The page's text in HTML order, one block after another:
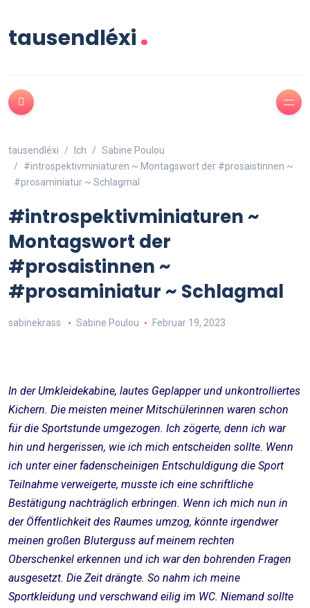
tausendléxi.
tausendléxi Ich
Sabine Poulou
#introspektivminiaturen ~ Montagswort der #prosaistinnen ~
#prosaminiatur ~ Schlagmal
#introspektivminiaturen ~
Montagswort der
#prosaistinnen ~
#prosaminiatur ~ Schlagmal
sabinekrass Sabine Poulou Februar 19, 2023
In der Umkleidekabine, lautes Geplapper und unkontrolliertes
Kichern. Die meisten meiner Mitschülerinnen waren schon
für die Sportstunde umgezogen. Ich zögerte, denn ich war
hin und hergerissen, wie ich mich entscheiden sollte. Wenn
ich unter einer fadenscheinigen Entschuldigung die Sport
Teilnahme verweigerte, musste ich eine schriftliche
Bestätigung nachträglich erbringen. Wenn ich mich nun in
der Öffentlichkeit des Raumes umzog, könnte irgendwer
meinen großen Bluterguss auf meinem rechten
Oberschenkel erkennen und ich war den bohrenden Fragen
ausgesetzt. Die Zeit drängte. So nahm ich meine
Sportkleidung und verschwand eilig im WC. Niemand sollte